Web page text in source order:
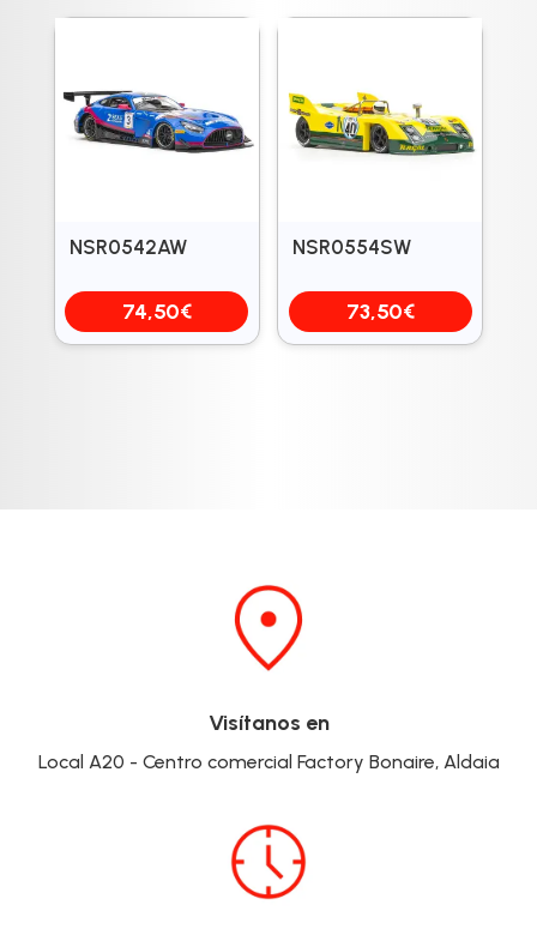
NSR0542AW
74,50€
NSR0554SW
73,50€
Visítanos en
Local A20 - Centro comercial Factory Bonaire, Aldaia